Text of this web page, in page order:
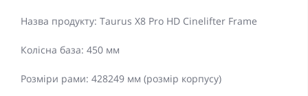
Назва продукту: Taurus X8 Pro HD Cinelifter Frame
Колісна база: 450 мм
Розміри рами: 428249 мм (розмір корпусу)